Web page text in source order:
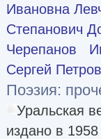
Ивановна
Степанович
Черепанов
Сергей
Поэзия:
Уральская
издано в 1958